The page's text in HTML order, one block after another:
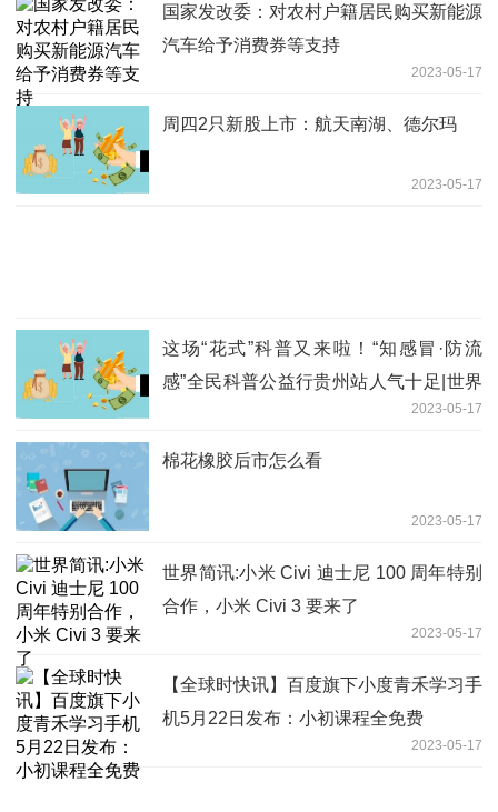
国家发改委：对农村户籍居民购买新能源
汽车给予消费券等支持
2023-05-17
周四2只新股上市：航天南湖、德尔玛
2023-05-17
这场“花式”科普又来啦！“知感冒·防流
感”全民科普公益行贵州站人气十足|世界
2023-05-17
棉花橡胶后市怎么看
2023-05-17
世界简讯:小米 Civi 迪士尼 100 周年特别
合作，小米 Civi 3 要来了
2023-05-17
【全球时快讯】百度旗下小度青禾学习手
机5月22日发布：小初课程全免费
2023-05-17